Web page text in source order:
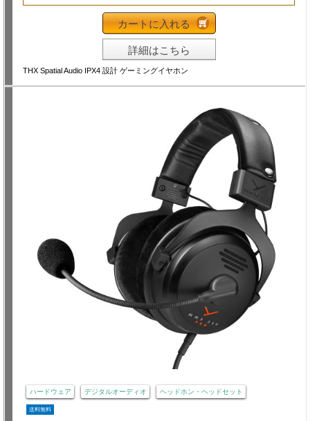
カートに入れる
詳細はこちら
THX Spatial Audio IPX4 設計 ゲーミングイヤホン
ハードウェア デジタルオーディオ ヘッドホン・ヘッドセット
送料無料